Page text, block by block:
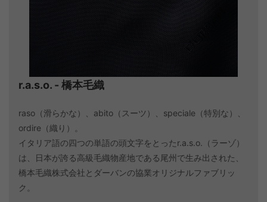
r.a.s.o. - 橋本毛織
raso（滑らかな）、abito（スーツ）、speciale（特別な）、
ordire（織り）。
イタリア語の四つの単語の頭文字をとったr.a.s.o.（ラーゾ）
は、日本が誇る高級毛織物産地である尾州で生み出された、
橋本毛織株式会社とダーバンの協業オリジナルファブリッ
ク。